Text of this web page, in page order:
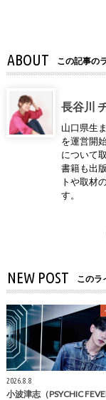
ABOUT この記事の
長谷川
山口県生
を運営開
について
書籍も出
トや取材
す。
NEW POST このラ
2026.8.8
小波津志（PSYCHIC